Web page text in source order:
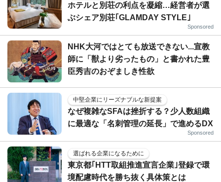
ホテルと別荘の利点を凝縮…経営者が選
ぶシェア別荘｢GLAMDAY STYLE｣
Sponsored
NHK大河ではとても放送できない...宣教
師に「獣より劣ったもの」と書かれた豊
臣秀吉のおぞましき性欲
中堅企業にリーズナブルな新提案
なぜ複雑なSFAは挫折する？少人数組織
に最適な「名刺管理の延長」で進めるDX
Sponsored
選ばれる企業になるために
東京都｢HTT取組推進宣言企業｣登録で環
境配慮時代を勝ち抜く具体策とは